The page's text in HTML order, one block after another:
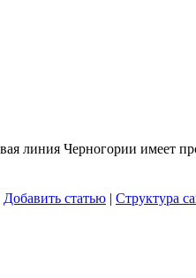
линия Черногории имеет
Добавить статью | Структура